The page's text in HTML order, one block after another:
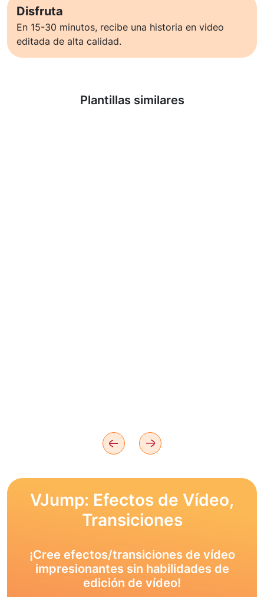
Disfruta
En 15-30 minutos, recibe una historia en video
editada de alta calidad.
Plantillas similares
Saber más
VJump: Efectos de Vídeo,
Transiciones
¡Cree efectos/transiciones de vídeo
impresionantes sin habilidades de
edición de vídeo!